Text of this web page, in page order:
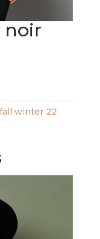
noir
winter 22